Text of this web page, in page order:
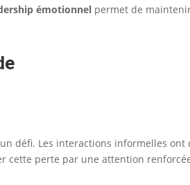
émotionnel permet de
défi. Les interactions informelles
cette perte par une attention